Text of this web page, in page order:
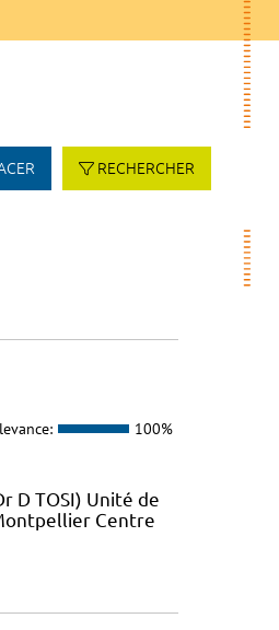
RECHERCHER
100%
D TOSI) Unité de
Centre